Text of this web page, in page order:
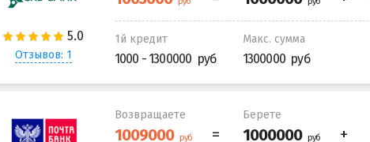
Отзывов: 1
1й кредит
1000 - 1300000
Макс. сумма
1300000
Возвращаете Берете